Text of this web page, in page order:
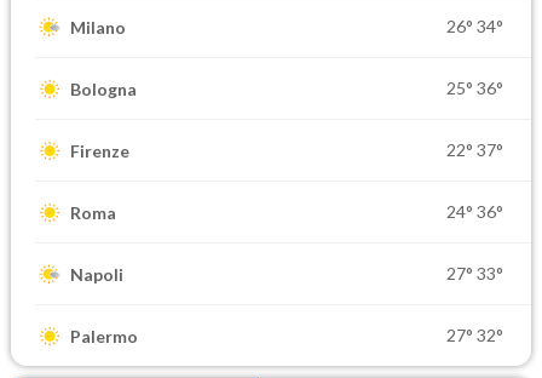
Milano 26° 34°
Bologna 25° 36°
Firenze 22° 37°
Roma 24° 36°
Napoli 27° 33°
Palermo 27° 32°